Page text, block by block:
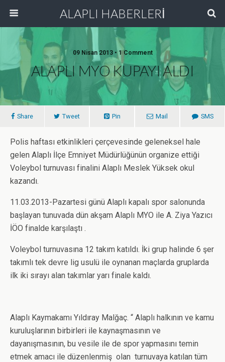
ALAPLI HABERLERİ
09 Nisan 2013 • 1 Comment
ALAPLI MYO KUPAYI ALDI
Share Tweet Pin Mail SMS
Polis haftası etkinlikleri çerçevesinde geleneksel hale
gelen Alaplı İlçe Emniyet Müdürlüğünün organize ettiği
Voleybol turnuvası finalini Alaplı Meslek Yüksek okul
kazandı.
11.03.2013-Pazartesi günü Alaplı kapalı spor salonunda
başlayan tunuvada dün akşam Alaplı MYO ile A. Ziya Yazıcı
İÖO finalde karşılaştı .
Voleybol turnuvasına 12 takım katıldı. İki grup halinde 6 şer
takımlı tek devre lig usulü ile oynanan maçlarda gruplarda
ilk iki sırayı alan takımlar yarı finale kaldı.
Alaplı Kaymakamı Yıldıray Malğaç. “ Alaplı halkının ve kamu
kuruluşlarının birbirleri ile kaynaşmasının ve
dayanışmasının, bu vesile ile de spor yapmasını temin
etmek amacı ile düzenlenmiş olan turnuvaya katılan tüm